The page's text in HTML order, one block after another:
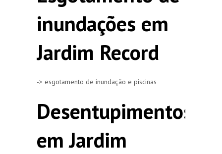
inundações em
Jardim Record
-> esgotamento de inundação e piscinas
Desentupimentos
em Jardim